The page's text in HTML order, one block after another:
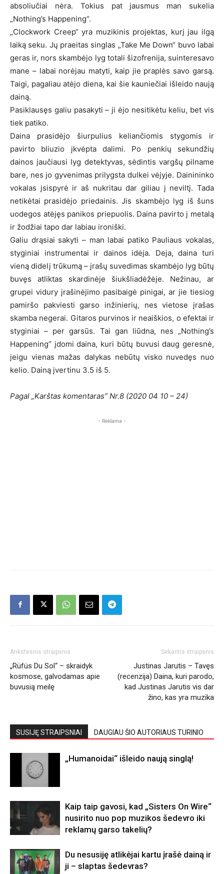
absoliučiai nėra. Tokius pat jausmus man sukelia
„Nothing’s Happening“.
„Clockwork Creep“ yra muzikinis projektas, kurį jau ilgą
laiką seku. Jų praeitas singlas „Take Me Down“ buvo labai
geras ir, nors skambėjo lyg totali šizofrenija, suinteresavo
mane – labai norėjau matyti, kaip jie praplės savo garsą.
Taigi, pagaliau atėjo diena, kai šie kauniečiai išleido naują
dainą.
Pasiklausęs galiu pasakyti – ji ėjo nesitikėtu keliu, bet vis
tiek patiko.
Daina prasidėjo šiurpulius keliančiomis stygomis ir
pavirto bliuzio įkvėpta dalimi. Po penkių sekundžių
dainos jaučiausi lyg detektyvas, sėdintis vargšų pilname
bare, nes jo gyvenimas prilygsta dulkei vėjyje. Dainininko
vokalas įsispyrė ir aš nukritau dar giliau į neviltį. Tada
netikėtai prasidėjo priedainis. Jis skambėjo lyg iš šuns
uodegos atėjęs panikos priepuolis. Daina pavirto į metalą
ir žodžiai tapo dar labiau ironiški.
Galiu drąsiai sakyti – man labai patiko Pauliaus vokalas,
styginiai instrumentai ir dainos idėja. Deja, daina turi
vieną didelį trūkumą – įrašų suvedimas skambėjo lyg būtų
buvęs atliktas skardinėje šiukšliadėžėje. Nežinau, ar
grupei vidury įrašinėjimo pasibaigė pinigai, ar jie tiesiog
pamiršo pakviesti garso inžinierių, nes vietose įrašas
skamba negerai. Gitaros purvinos ir neaiškios, o efektai ir
styginiai – per garsūs. Tai gan liūdna, nes „Nothing’s
Happening“ įdomi daina, kuri būtų buvusi daug geresnė,
jeigu vienas mažas dalykas nebūtų visko nuvedęs nuo
kelio. Dainą įvertinu 3.5 iš 5.
Pagal „Karštas komentaras” Nr.8 (2020 04 10 – 24)
- Reklama -
Ankstesnis straipsnis
„Rüfüs Du Sol“ – skraidyk
kosmose, galvodamas apie
buvusią meilę
Sekantis straipsnis
Justinas Jarutis – Tavęs
(recenzija) Daina, kuri parodo,
kad Justinas Jarutis vis dar
žino, kas yra muzika
SUSIJĘ STRAIPSNIAI DAUGIAU ŠIO AUTORIAUS TURINIO
„Humanoidai“ išleido naują singlą!
Kaip taip gavosi, kad „Sisters On Wire“
nusirito nuo pop muzikos šedevro iki
reklamų garso takelių?
Du nesusiję atlikėjai kartu įrašė dainą ir
ji – slaptas šedevras?